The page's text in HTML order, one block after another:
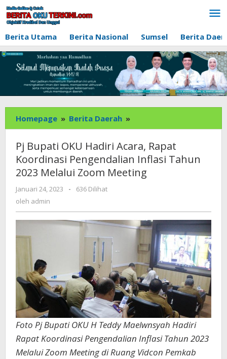
Lewati
ke
konten
Berita Utama
Berita Nasional Sumsel Berita
Homepage » Berita Daerah »
Bupati
Hadiri
Acara,
Rapat
Tahun
2023
Melalui
Zoom
Meeting
Pj Bupati OKU Hadiri Acara, Rapat
Koordinasi Pengendalian Inflasi Tahun
2023 Melalui Zoom Meeting
Januari 24, 2023
oleh
-
636 Dilihat
oleh admin
Foto Pj Bupati OKU H Teddy Maelwnsyah Hadiri
Rapat Koordinasi Pengendalian Inflasi Tahun 2023
Melalui Zoom Meeting di Ruang Vidcon Pemkab